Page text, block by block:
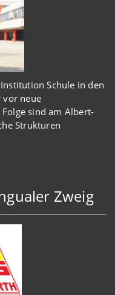
Schule in den
vor neue
sind am Albert-
Strukturen
Zweig